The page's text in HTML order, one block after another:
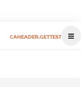
CAHEADER.GETTEST